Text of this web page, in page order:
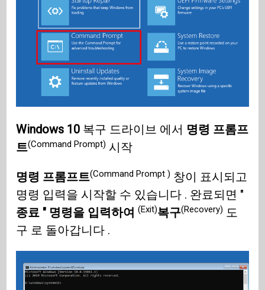
Windows 10 복구 드라이브 에서 명령 프롬프
트(Command Prompt) 시작
명령 프롬프트(Command Prompt ) 창이 표시되고
명령 입력을 시작할 수 있습니다 . 완료되면 "
종료 " 명령을 입력하여(Exit)복구(Recovery) 도
구 로 돌아갑니다 .